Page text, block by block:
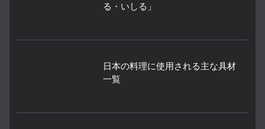
る・いしる」
日本の料理に使用される主な具材
一覧